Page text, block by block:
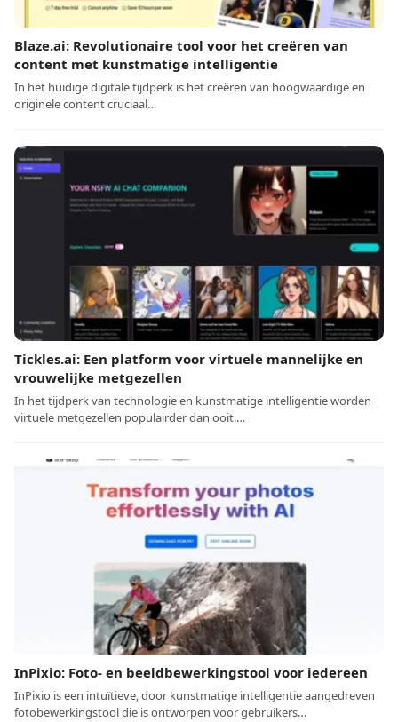
Blaze.ai: Revolutionaire tool voor het creëren van
content met kunstmatige intelligentie
In het huidige digitale tijdperk is het creëren van hoogwaardige en
originele content cruciaal…
Tickles.ai: Een platform voor virtuele mannelijke en
vrouwelijke metgezellen
In het tijdperk van technologie en kunstmatige intelligentie worden
virtuele metgezellen populairder dan ooit.…
InPixio: Foto- en beeldbewerkingstool voor iedereen
InPixio is een intuïtieve, door kunstmatige intelligentie aangedreven
fotobewerkingstool die is ontworpen voor gebruikers…